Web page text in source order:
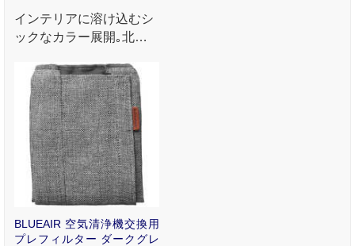
インテリアに溶け込むシ
ックなカラー展開｡北欧
された5色の豊富なカラ
ーバリエーション
BLUEAIR 空気清浄機交換用
プレフィルター ダークグレ